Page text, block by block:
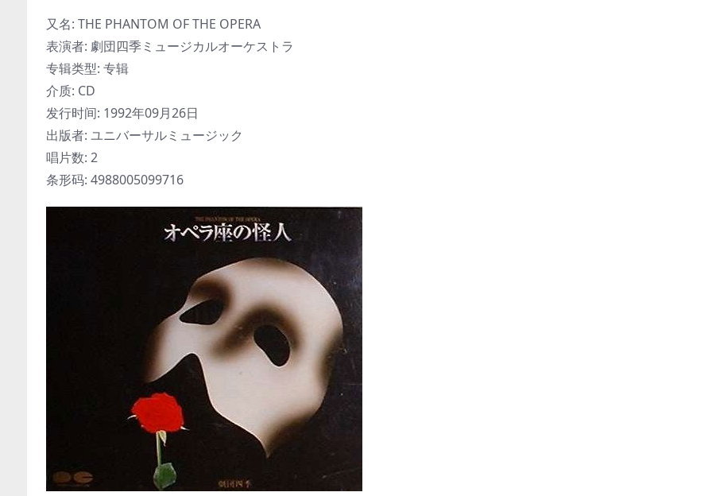
又名: THE PHANTOM OF THE OPERA
表演者: 劇団四季ミュージカルオーケストラ
专辑类型: 专辑
介质: CD
发行时间: 1992年09月26日
出版者: ユニバーサルミュージック
唱片数: 2
条形码: 4988005099716